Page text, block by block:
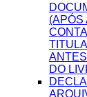
(APÓS
DO